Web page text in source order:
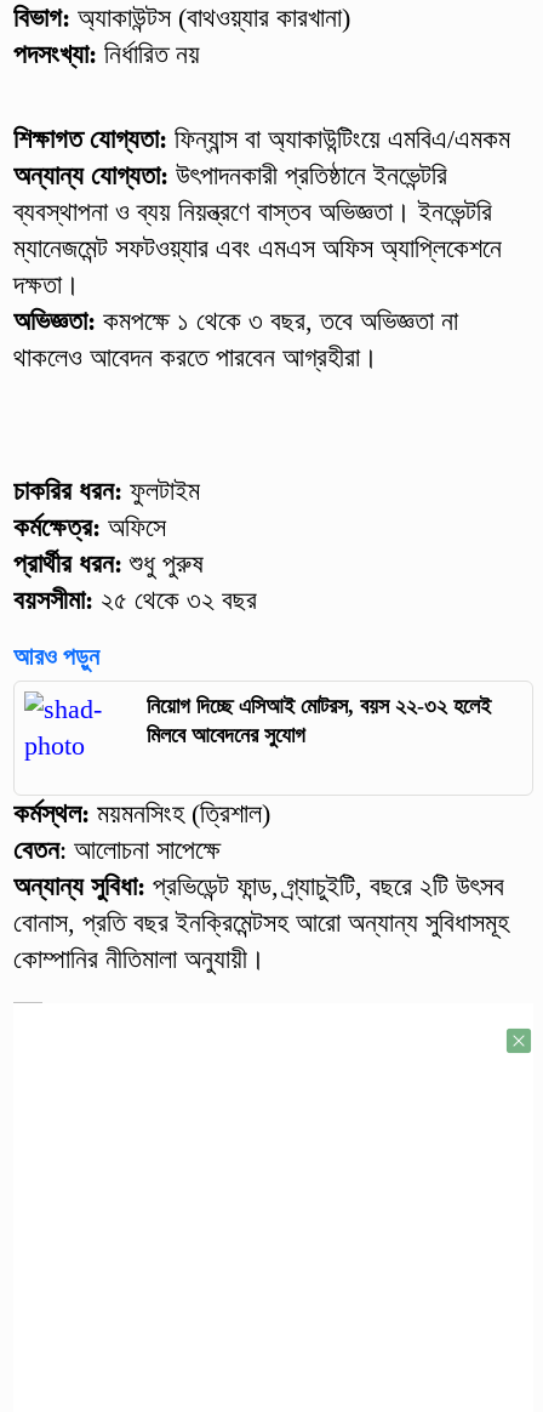
বিভাগ: অ্যাকাউন্টস (বাথওয়্যার কারখানা)
পদসংখ্যা: নির্ধারিত নয়
শিক্ষাগত যোগ্যতা: ফিন্যান্স বা অ্যাকাউন্টিংয়ে এমবিএ/এমকম
অন্যান্য যোগ্যতা: উৎপাদনকারী প্রতিষ্ঠানে ইনভেন্টরি
ব্যবস্থাপনা ও ব্যয় নিয়ন্ত্রণে বাস্তব অভিজ্ঞতা। ইনভেন্টরি
ম্যানেজমেন্ট সফটওয়্যার এবং এমএস অফিস অ্যাপ্লিকেশনে
দক্ষতা।
অভিজ্ঞতা: কমপক্ষে ১ থেকে ৩ বছর, তবে অভিজ্ঞতা না
থাকলেও আবেদন করতে পারবেন আগ্রহীরা।
চাকরির ধরন: ফুলটাইম
কর্মক্ষেত্র: অফিসে
প্রার্থীর ধরন: শুধু পুরুষ
বয়সসীমা: ২৫ থেকে ৩২ বছর
আরও পড়ুন
নিয়োগ দিচ্ছে এসিআই মোটরস, বয়স ২২-৩২ হলেই
মিলবে আবেদনের সুযোগ
কর্মস্থল: ময়মনসিংহ (ত্রিশাল)
বেতন: আলোচনা সাপেক্ষে
অন্যান্য সুবিধা: প্রভিডেন্ট ফান্ড, গ্র্যাচুইটি, বছরে ২টি উৎসব
বোনাস, প্রতি বছর ইনক্রিমেন্টসহ আরো অন্যান্য সুবিধাসমূহ
কোম্পানির নীতিমালা অনুযায়ী।